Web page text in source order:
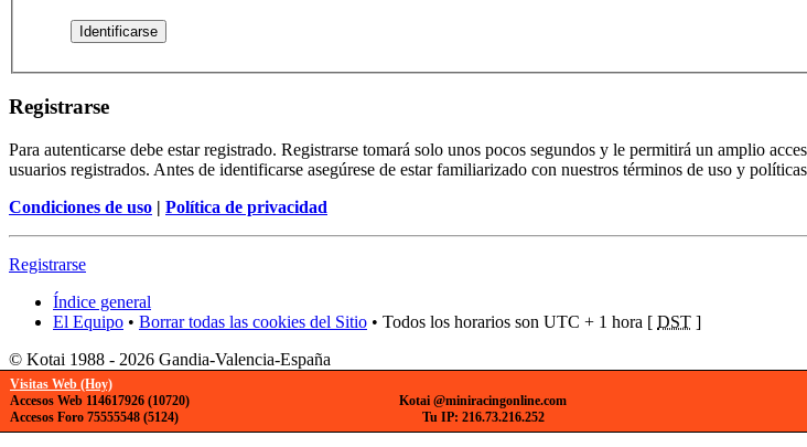
Registrarse
Para autenticarse debe estar registrado. Registrarse tomará solo unos pocos segundos y le permitirá un amplio
usuarios registrados. Antes de identificarse asegúrese de estar familiarizado con nuestros términos de uso y
Condiciones de uso | Política de privacidad
Registrarse
Índice general
El Equipo • Borrar todas las cookies del Sitio • Todos los horarios son UTC + 1 hora [ DST ]
© Kotai 1988 - 2026 Gandia-Valencia-España
Visitas Web (Hoy)
Accesos Web 114617926 (10720)
Accesos Foro 75555548 (5124)
Kotai @miniracingonline.com
Tu IP: 216.73.216.252